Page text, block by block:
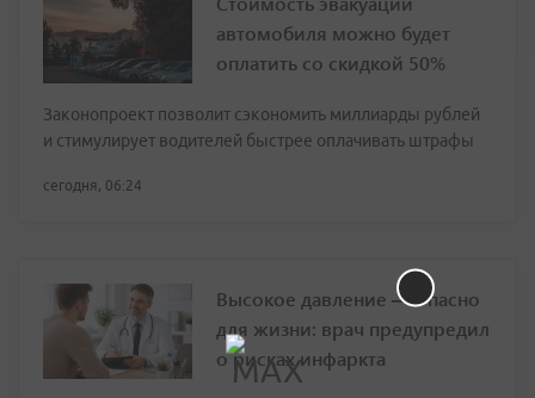
автомобиля можно будет
оплатить со скидкой 50%
Законопроект позволит сэкономить миллиарды рублей
и стимулирует водителей быстрее оплачивать штрафы
сегодня, 06:24
Высокое давление — опасно
для жизни: врач предупредил
о рисках инфаркта